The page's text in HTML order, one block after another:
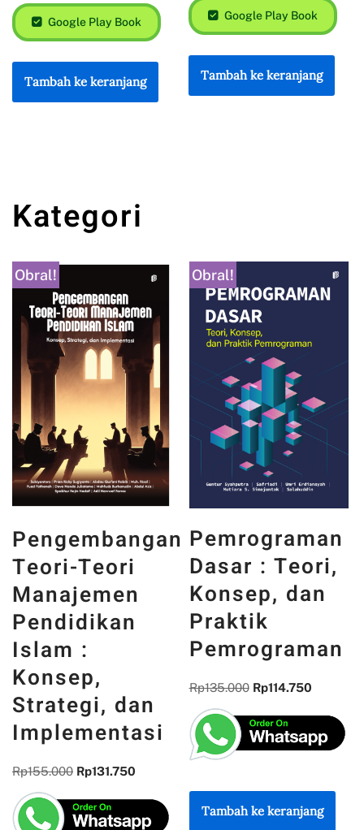
Google Play Book
Tambah ke keranjang
Google Play Book
Tambah ke keranjang
Kategori
Obral!
Pemrograman
Dasar : Teori,
Konsep, dan
Praktik
Pemrograman
Rp 135.000
Tambah ke keranjang
Obral!
DAN
MEMORI,
DAN
REFLEKSI
Rp300.000 Rp255.000